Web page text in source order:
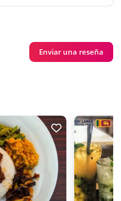
Enviar una reseña